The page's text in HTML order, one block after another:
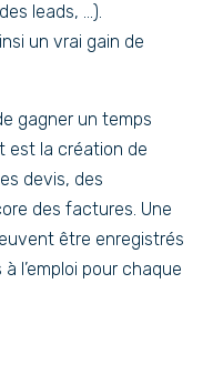
leads, …).
un vrai gain de
gagner un temps
est la création de
devis, des
des factures. Une
être enregistrés
l’emploi pour chaque